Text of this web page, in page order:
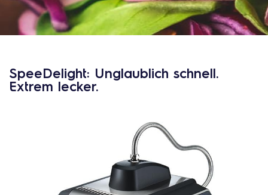
SpeeDelight: Unglaublich schnell.
Extrem lecker.